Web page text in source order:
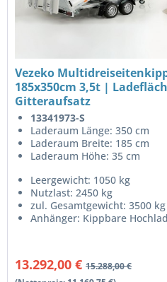
Vezeko
185x350cm 3,5t |
Gitteraufsatz
13341973-S
Laderaum Länge: 350 cm
Laderaum Breite: 185 cm
Laderaum Höhe: 35 cm
Leergewicht: 1050 kg
Nutzlast: 2450 kg
zul. Gesamtgewicht: 3500 kg
Anhänger: Kippbare
13.292,00 € 15.288,00 €